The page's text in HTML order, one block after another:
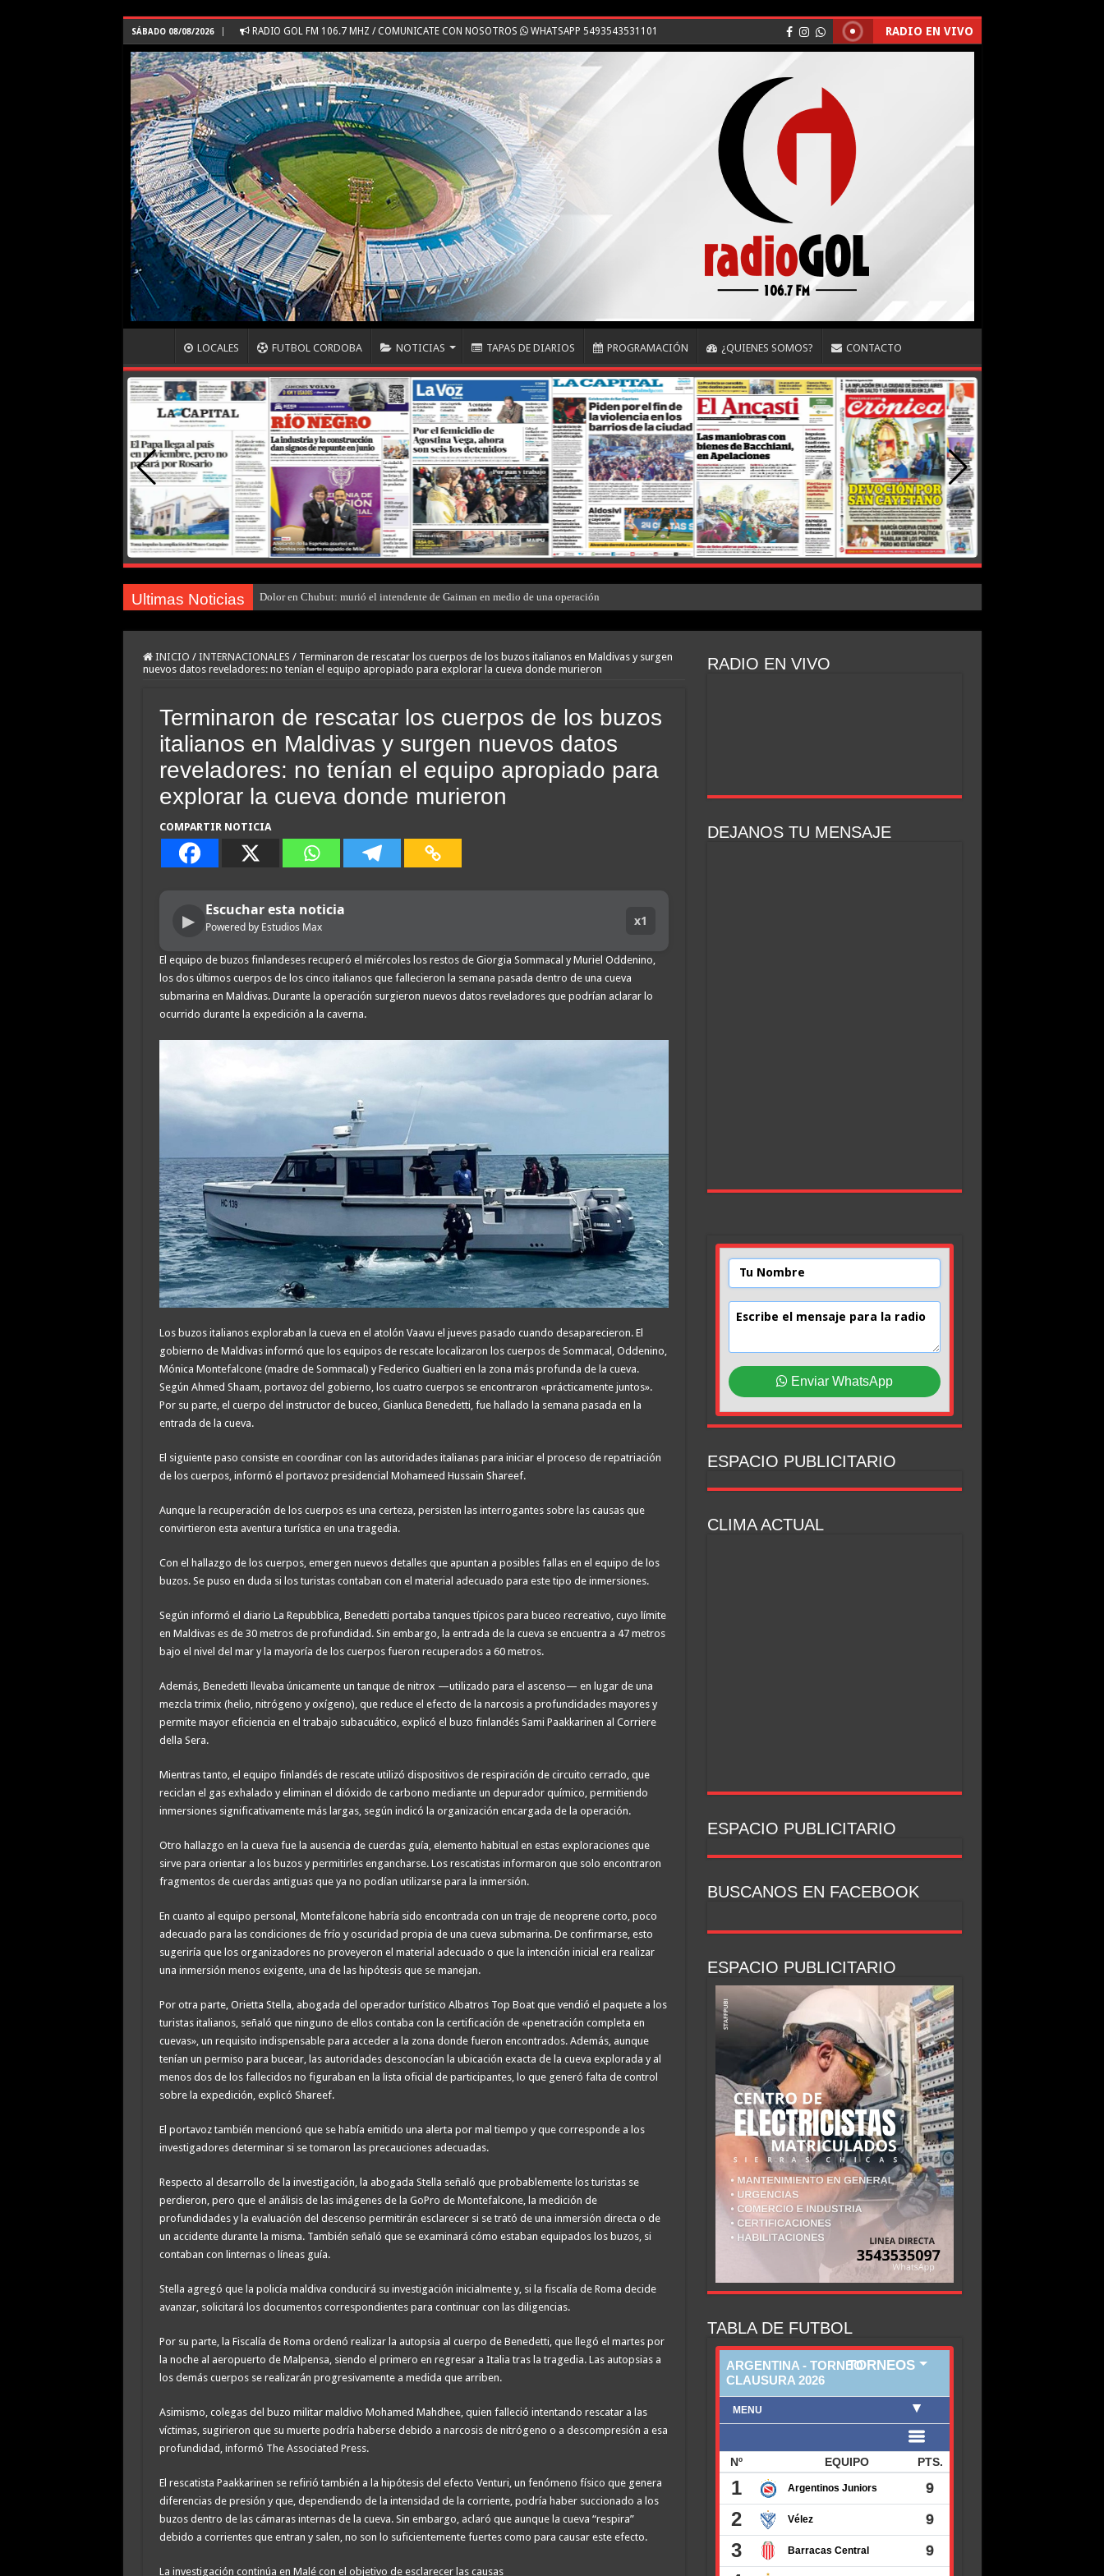
SÁBADO 08/08/2026 RADIO GOL FM 106.7 MHZ / COMUNICATE CON NOSOTROS WHATSAPP 5493543531101 RADIO EN VIVO
LOCALES FUTBOL CORDOBA NOTICIAS TAPAS DE DIARIOS PROGRAMACIÓN ¿QUIENES SOMOS? CONTACTO
Ultimas Noticias Dolor en Chubut: murió el intendente de Gaiman en medio de una operación
INICIO / INTERNACIONALES / Terminaron de rescatar los cuerpos de los buzos italianos en Maldivas y surgen
nuevos datos reveladores: no tenían el equipo apropiado para explorar la cueva donde murieron
Terminaron de rescatar los cuerpos de los buzos
italianos en Maldivas y surgen nuevos datos
reveladores: no tenían el equipo apropiado para
explorar la cueva donde murieron
COMPARTIR NOTICIA
▶
Escuchar esta noticia
Powered by Estudios Max x1
El equipo de buzos finlandeses recuperó el miércoles los restos de Giorgia Sommacal y Muriel Oddenino,
los dos últimos cuerpos de los cinco italianos que fallecieron la semana pasada dentro de una cueva
submarina en Maldivas. Durante la operación surgieron nuevos datos reveladores que podrían aclarar lo
ocurrido durante la expedición a la caverna.
Los buzos italianos exploraban la cueva en el atolón Vaavu el jueves pasado cuando desaparecieron. El
gobierno de Maldivas informó que los equipos de rescate localizaron los cuerpos de Sommacal, Oddenino,
Mónica Montefalcone (madre de Sommacal) y Federico Gualtieri en la zona más profunda de la cueva.
Según Ahmed Shaam, portavoz del gobierno, los cuatro cuerpos se encontraron «prácticamente juntos».
Por su parte, el cuerpo del instructor de buceo, Gianluca Benedetti, fue hallado la semana pasada en la
entrada de la cueva.
El siguiente paso consiste en coordinar con las autoridades italianas para iniciar el proceso de repatriación
de los cuerpos, informó el portavoz presidencial Mohameed Hussain Shareef.
Aunque la recuperación de los cuerpos es una certeza, persisten las interrogantes sobre las causas que
convirtieron esta aventura turística en una tragedia.
Con el hallazgo de los cuerpos, emergen nuevos detalles que apuntan a posibles fallas en el equipo de los
buzos. Se puso en duda si los turistas contaban con el material adecuado para este tipo de inmersiones.
Según informó el diario La Repubblica, Benedetti portaba tanques típicos para buceo recreativo, cuyo límite
en Maldivas es de 30 metros de profundidad. Sin embargo, la entrada de la cueva se encuentra a 47 metros
bajo el nivel del mar y la mayoría de los cuerpos fueron recuperados a 60 metros.
Además, Benedetti llevaba únicamente un tanque de nitrox —utilizado para el ascenso— en lugar de una
mezcla trimix (helio, nitrógeno y oxígeno), que reduce el efecto de la narcosis a profundidades mayores y
permite mayor eficiencia en el trabajo subacuático, explicó el buzo finlandés Sami Paakkarinen al Corriere
della Sera.
Mientras tanto, el equipo finlandés de rescate utilizó dispositivos de respiración de circuito cerrado, que
reciclan el gas exhalado y eliminan el dióxido de carbono mediante un depurador químico, permitiendo
inmersiones significativamente más largas, según indicó la organización encargada de la operación.
Otro hallazgo en la cueva fue la ausencia de cuerdas guía, elemento habitual en estas exploraciones que
sirve para orientar a los buzos y permitirles engancharse. Los rescatistas informaron que solo encontraron
fragmentos de cuerdas antiguas que ya no podían utilizarse para la inmersión.
En cuanto al equipo personal, Montefalcone habría sido encontrada con un traje de neoprene corto, poco
adecuado para las condiciones de frío y oscuridad propia de una cueva submarina. De confirmarse, esto
sugeriría que los organizadores no proveyeron el material adecuado o que la intención inicial era realizar
una inmersión menos exigente, una de las hipótesis que se manejan.
Por otra parte, Orietta Stella, abogada del operador turístico Albatros Top Boat que vendió el paquete a los
turistas italianos, señaló que ninguno de ellos contaba con la certificación de «penetración completa en
cuevas», un requisito indispensable para acceder a la zona donde fueron encontrados. Además, aunque
tenían un permiso para bucear, las autoridades desconocían la ubicación exacta de la cueva explorada y al
menos dos de los fallecidos no figuraban en la lista oficial de participantes, lo que generó falta de control
sobre la expedición, explicó Shareef.
El portavoz también mencionó que se había emitido una alerta por mal tiempo y que corresponde a los
investigadores determinar si se tomaron las precauciones adecuadas.
Respecto al desarrollo de la investigación, la abogada Stella señaló que probablemente los turistas se
perdieron, pero que el análisis de las imágenes de la GoPro de Montefalcone, la medición de
profundidades y la evaluación del descenso permitirán esclarecer si se trató de una inmersión directa o de
un accidente durante la misma. También señaló que se examinará cómo estaban equipados los buzos, si
contaban con linternas o líneas guía.
Stella agregó que la policía maldiva conducirá su investigación inicialmente y, si la fiscalía de Roma decide
avanzar, solicitará los documentos correspondientes para continuar con las diligencias.
Por su parte, la Fiscalía de Roma ordenó realizar la autopsia al cuerpo de Benedetti, que llegó el martes por
la noche al aeropuerto de Malpensa, siendo el primero en regresar a Italia tras la tragedia. Las autopsias a
los demás cuerpos se realizarán progresivamente a medida que arriben.
Asimismo, colegas del buzo militar maldivo Mohamed Mahdhee, quien falleció intentando rescatar a las
víctimas, sugirieron que su muerte podría haberse debido a narcosis de nitrógeno o a descompresión a esa
profundidad, informó The Associated Press.
El rescatista Paakkarinen se refirió también a la hipótesis del efecto Venturi, un fenómeno físico que genera
diferencias de presión y que, dependiendo de la intensidad de la corriente, podría haber succionado a los
buzos dentro de las cámaras internas de la cueva. Sin embargo, aclaró que aunque la cueva “respira”
debido a corrientes que entran y salen, no son lo suficientemente fuertes como para causar este efecto.
La investigación continúa en Malé con el objetivo de esclarecer las causas
RADIO EN VIVO
DEJANOS TU MENSAJE
Enviar WhatsApp
ESPACIO PUBLICITARIO
CLIMA ACTUAL
ESPACIO PUBLICITARIO
BUSCANOS EN FACEBOOK
ESPACIO PUBLICITARIO
TABLA DE FUTBOL